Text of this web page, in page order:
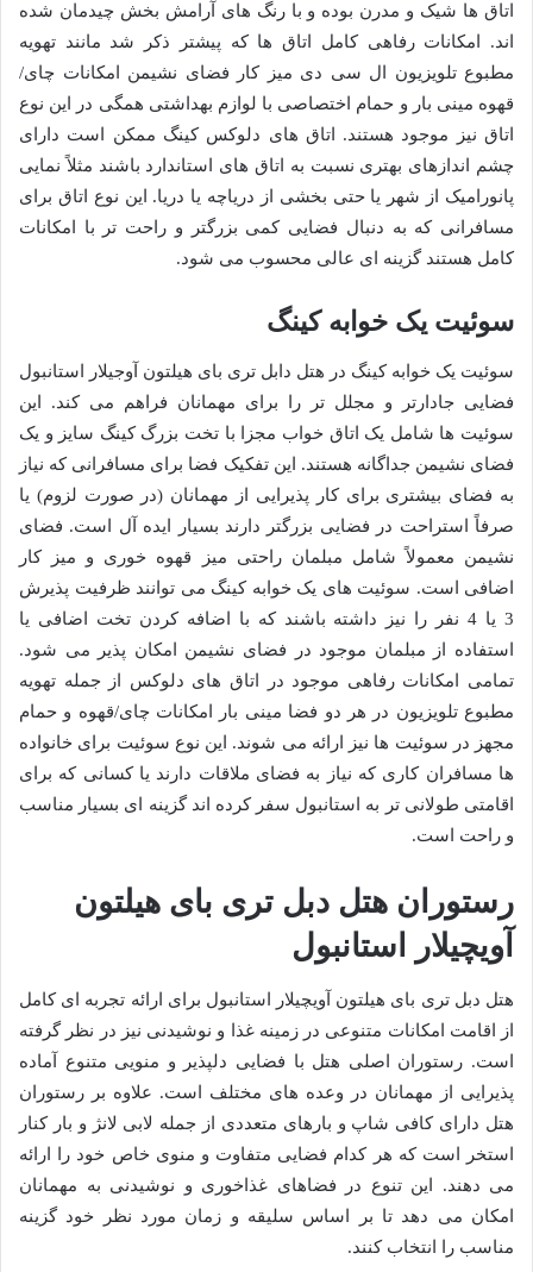
اتاق ها شیک و مدرن بوده و با رنگ های آرامش بخش چیدمان شده
اند. امکانات رفاهی کامل اتاق ها که پیشتر ذکر شد مانند تهویه
مطبوع تلویزیون ال سی دی میز کار فضای نشیمن امکانات چای/
قهوه مینی بار و حمام اختصاصی با لوازم بهداشتی همگی در این نوع
اتاق نیز موجود هستند. اتاق های دلوکس کینگ ممکن است دارای
چشم اندازهای بهتری نسبت به اتاق های استاندارد باشند مثلاً نمایی
پانورامیک از شهر یا حتی بخشی از دریاچه یا دریا. این نوع اتاق برای
مسافرانی که به دنبال فضایی کمی بزرگتر و راحت تر با امکانات
کامل هستند گزینه ای عالی محسوب می شود.
سوئیت یک خوابه کینگ
سوئیت یک خوابه کینگ در هتل دابل تری بای هیلتون آوجیلار استانبول
فضایی جادارتر و مجلل تر را برای مهمانان فراهم می کند. این
سوئیت ها شامل یک اتاق خواب مجزا با تخت بزرگ کینگ سایز و یک
فضای نشیمن جداگانه هستند. این تفکیک فضا برای مسافرانی که نیاز
به فضای بیشتری برای کار پذیرایی از مهمانان (در صورت لزوم) یا
صرفاً استراحت در فضایی بزرگتر دارند بسیار ایده آل است. فضای
نشیمن معمولاً شامل مبلمان راحتی میز قهوه خوری و میز کار
اضافی است. سوئیت های یک خوابه کینگ می توانند ظرفیت پذیرش
3 یا 4 نفر را نیز داشته باشند که با اضافه کردن تخت اضافی یا
استفاده از مبلمان موجود در فضای نشیمن امکان پذیر می شود.
تمامی امکانات رفاهی موجود در اتاق های دلوکس از جمله تهویه
مطبوع تلویزیون در هر دو فضا مینی بار امکانات چای/قهوه و حمام
مجهز در سوئیت ها نیز ارائه می شوند. این نوع سوئیت برای خانواده
ها مسافران کاری که نیاز به فضای ملاقات دارند یا کسانی که برای
اقامتی طولانی تر به استانبول سفر کرده اند گزینه ای بسیار مناسب
و راحت است.
رستوران هتل دبل تری بای هیلتون
آویچیلار استانبول
هتل دبل تری بای هیلتون آویچیلار استانبول برای ارائه تجربه ای کامل
از اقامت امکانات متنوعی در زمینه غذا و نوشیدنی نیز در نظر گرفته
است. رستوران اصلی هتل با فضایی دلپذیر و منویی متنوع آماده
پذیرایی از مهمانان در وعده های مختلف است. علاوه بر رستوران
هتل دارای کافی شاپ و بارهای متعددی از جمله لابی لانژ و بار کنار
استخر است که هر کدام فضایی متفاوت و منوی خاص خود را ارائه
می دهند. این تنوع در فضاهای غذاخوری و نوشیدنی به مهمانان
امکان می دهد تا بر اساس سلیقه و زمان مورد نظر خود گزینه
مناسب را انتخاب کنند.